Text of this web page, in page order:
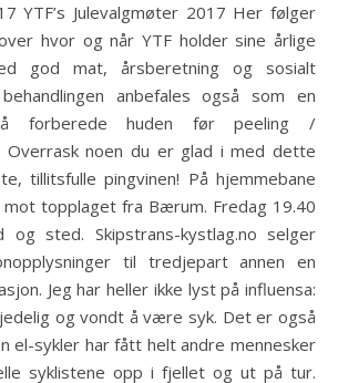
YTF’s Julevalgmøter 2017 Her følger
hvor og når YTF holder sine årlige
god mat, årsberetning og sosialt
anbefales også som en
forberede huden før peeling /
Overrask noen du er glad i med dette
tillitsfulle pingvinen! På hjemmebane
topplaget fra Bærum. Fredag 19.40
sted. Skipstrans-kystlag.no selger
til tredjepart annen en
Jeg har heller ikke lyst på influensa:
og vondt å være syk. Det er også
el-sykler har fått helt andre mennesker
syklistene opp i fjellet og ut på tur.